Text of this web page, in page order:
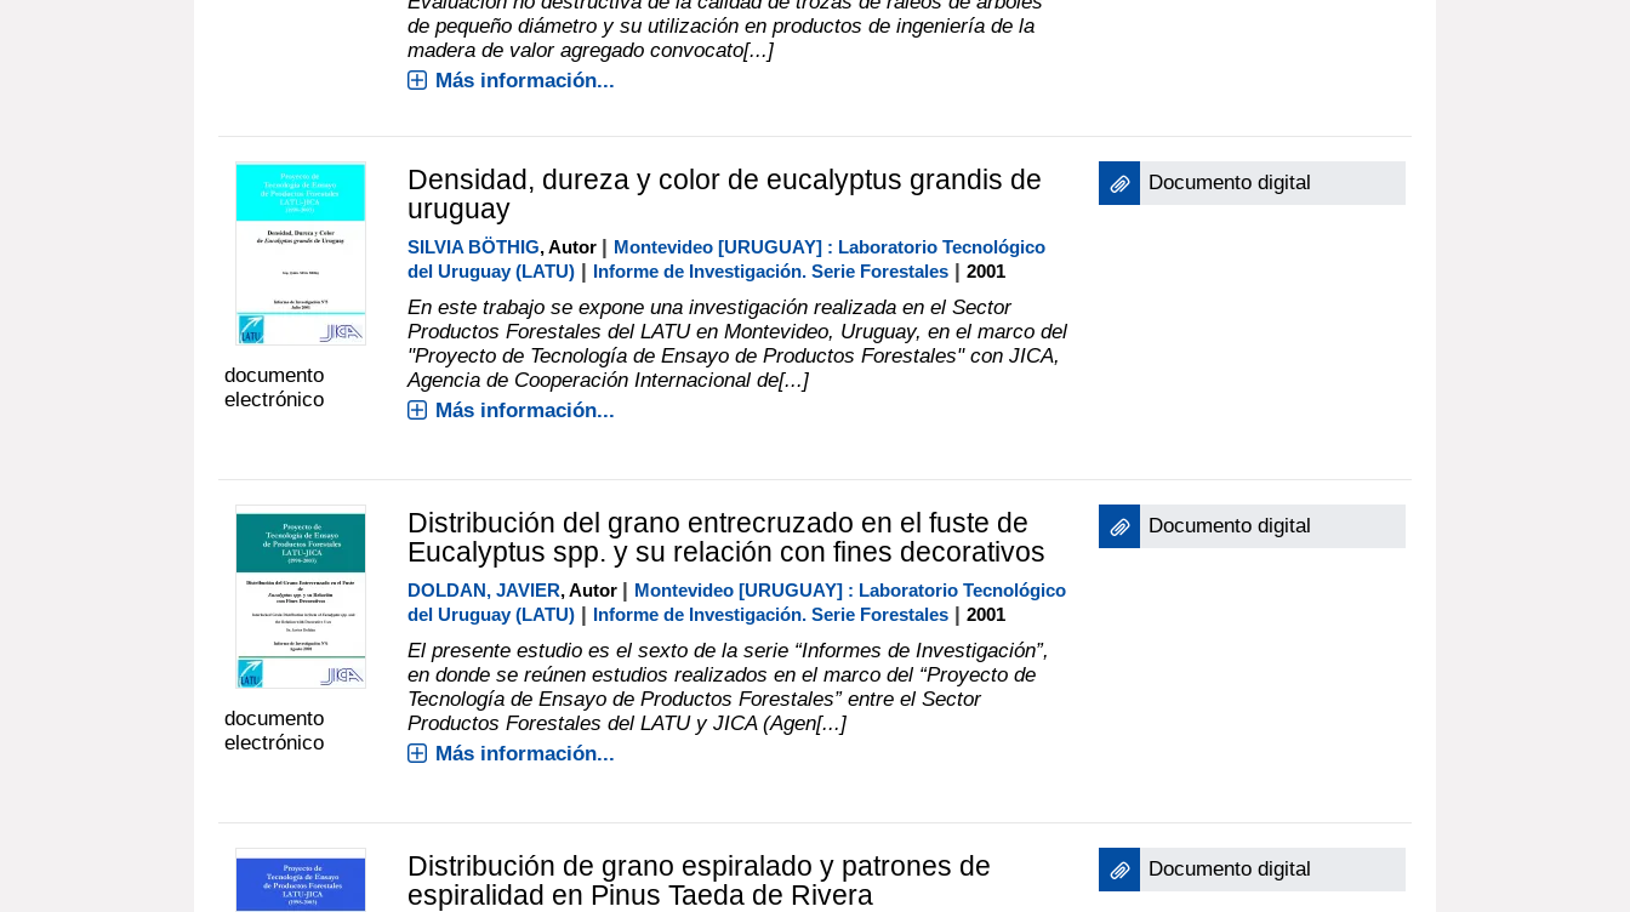
de pequeño diámetro y su utilización en productos de ingeniería de la
madera de valor agregado convocato[...]
Más información...
documento
electrónico
Densidad, dureza y color de eucalyptus grandis de
uruguay
SILVIA BÖTHIG, Autor | Montevideo [URUGUAY] : Laboratorio Tecnológico
del Uruguay (LATU)| Informe de Investigación. Serie Forestales| 2001
En este trabajo se expone una investigación realizada en el Sector
Productos Forestales del LATU en Montevideo, Uruguay, en el marco del
"Proyecto de Tecnología de Ensayo de Productos Forestales" con JICA,
Agencia de Cooperación Internacional de[...]
Más información...
Documento digital
documento
electrónico
Distribución del grano entrecruzado en el fuste de
Eucalyptus spp. y su relación con fines decorativos
DOLDAN, JAVIER, Autor | Montevideo [URUGUAY] : Laboratorio Tecnológico
del Uruguay (LATU)| Informe de Investigación. Serie Forestales| 2001
El presente estudio es el sexto de la serie “Informes de Investigación”,
en donde se reúnen estudios realizados en el marco del “Proyecto de
Tecnología de Ensayo de Productos Forestales” entre el Sector
Productos Forestales del LATU y JICA (Agen[...]
Más información...
Documento digital
Distribución de grano espiralado y patrones de
espiralidad en Pinus Taeda de Rivera
Documento digital